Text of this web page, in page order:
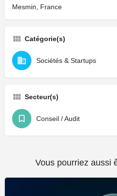
Mesmin, France
Catégorie(s)
Sociétés & Startups
Secteur(s)
Conseil / Audit
Vous pourriez aussi